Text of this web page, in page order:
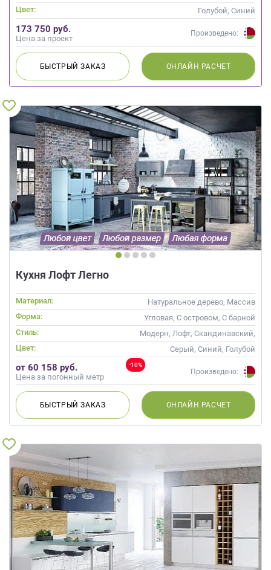
Скандинавский
Цвет: Голубой, Синий
173 750 руб.
Цена за проект
Произведено:
БЫСТРЫЙЗАКАЗ ОНЛАЙН РАСЧЕТ
Кухня Лофт Легно
Материал:
Натуральное дерево, Массив
Форма:
Угловая, С островом, С барной
стойкой
Стиль:
Модерн, Лофт, Скандинавский,
Неоклассика, Современные
Цвет: Серый, Синий, Голубой
-10%
от 60 158 руб.
Цена за погонный метр
Произведено:
БЫСТРЫЙЗАКАЗ ОНЛАЙН РАСЧЕТ